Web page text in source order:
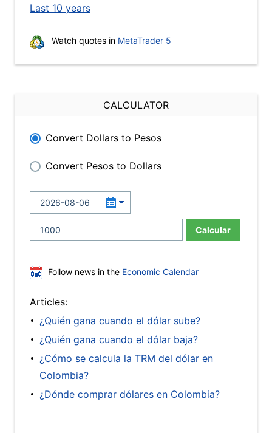
Last 10 years
Watch quotes in MetaTrader 5
CALCULATOR
Convert Dollars to Pesos
Convert Pesos to Dollars
Calcular
Follow news in the Economic Calendar
Articles:
¿Quién gana cuando el dólar sube?
¿Quién gana cuando el dólar baja?
¿Cómo se calcula la TRM del dólar en
Colombia?
¿Dónde comprar dólares en Colombia?